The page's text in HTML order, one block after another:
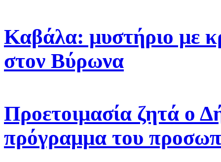
Καβάλα: μυστήριο με
στον Βύρωνα
Προετοιμασία ζητά ο
πρόγραμμα του